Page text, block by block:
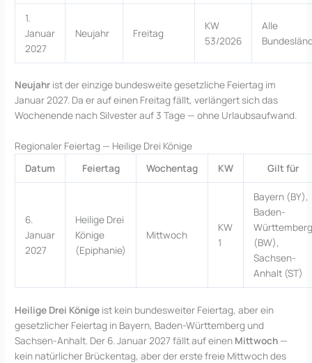
1.
Januar
2027
Neujahr Freitag
KW
53/2026
Alle
Neujahr ist der einzige bundesweite gesetzliche Feiertag im
Januar 2027. Da er auf einen Freitag fällt, verlängert sich das
Wochenende nach Silvester auf 3 Tage — ohne Urlaubsaufwand.
Regionaler Feiertag — Heilige Drei Könige
Datum
Feiertag Wochentag KW Gilt für
6.
Januar
2027
Heilige Drei
Könige
(Epiphanie)
Mittwoch
KW
1
Bayern (BY),
Baden-
Württemberg
(BW),
Sachsen-
Anhalt (ST)
Heilige Drei Könige ist kein bundesweiter Feiertag, aber ein
gesetzlicher Feiertag in Bayern, Baden-Württemberg und
Sachsen-Anhalt. Der 6. Januar 2027 fällt auf einen Mittwoch —
kein natürlicher Brückentag, aber der erste freie Mittwoch des